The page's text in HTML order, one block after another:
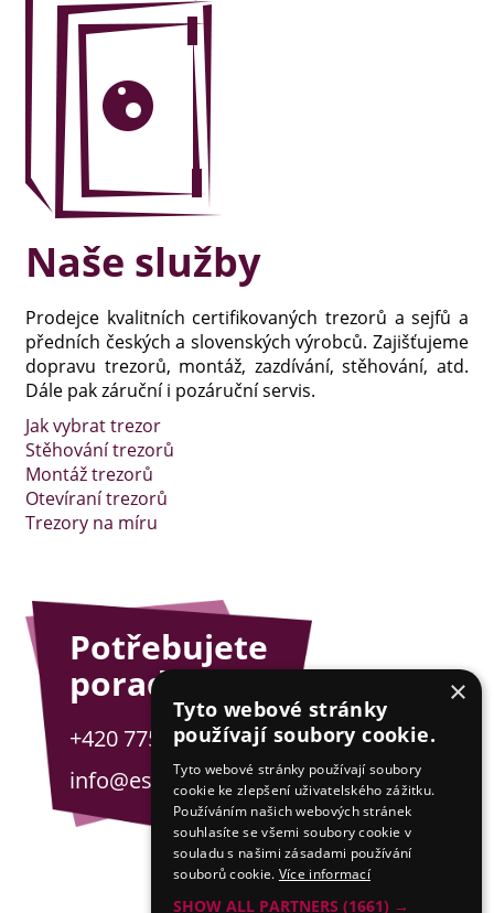
Naše služby
Prodejce kvalitních certifikovaných trezorů a sejfů a
předních českých a slovenských výrobců. Zajišťujeme
dopravu trezorů, montáž, zazdívání, stěhování, atd.
Dále pak záruční i pozáruční servis.
Jak vybrat trezor
Stěhování trezorů
Montáž trezorů
Otevíraní trezorů
Trezory na míru
Potřebujete
poradit?
+420 775 201 001
info@esejfy.net
×
Tyto webové stránky
používají soubory cookie.
Tyto webové stránky používají soubory
cookie ke zlepšení uživatelského zážitku.
Používáním našich webových stránek
souhlasíte se všemi soubory cookie v
souladu s našimi zásadami používání
souborů cookie. Více informací
SHOW ALL PARTNERS (1661) →